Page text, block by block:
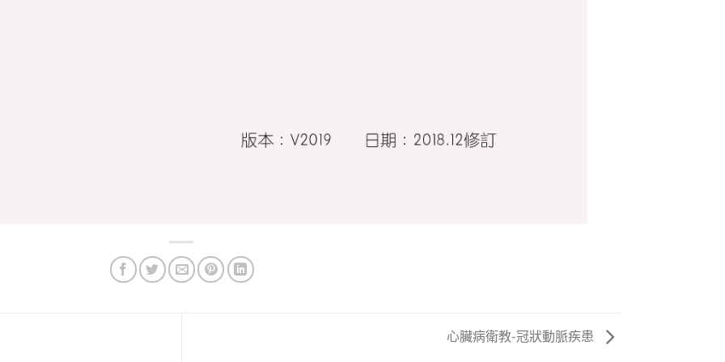
心臟病衛教-冠狀動脈疾患